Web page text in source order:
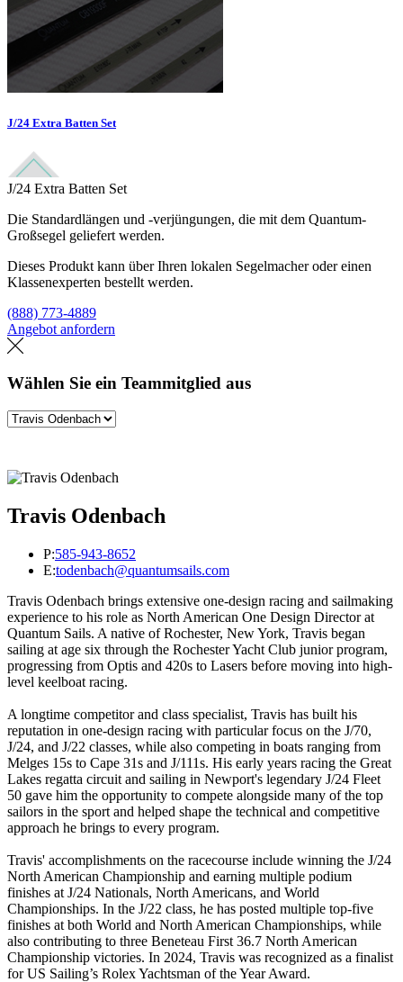
J/24 Extra Batten Set
J/24 Extra Batten Set
Die Standardlängen und -verjüngungen, die mit dem Quantum-
Großsegel geliefert werden.
Dieses Produkt kann über Ihren lokalen Segelmacher oder einen
Klassenexperten bestellt werden.
(888) 773-4889
Angebot anfordern
Wählen Sie ein Teammitglied aus
Travis Odenbach
P:585-943-8652
E:todenbach@quantumsails.com
Travis Odenbach brings extensive one-design racing and sailmaking
experience to his role as North American One Design Director at
Quantum Sails. A native of Rochester, New York, Travis began
sailing at age six through the Rochester Yacht Club junior program,
progressing from Optis and 420s to Lasers before moving into high-
level keelboat racing.
A longtime competitor and class specialist, Travis has built his
reputation in one-design racing with particular focus on the J/70,
J/24, and J/22 classes, while also competing in boats ranging from
Melges 15s to Cape 31s and J/111s. His early years racing the Great
Lakes regatta circuit and sailing in Newport's legendary J/24 Fleet
50 gave him the opportunity to compete alongside many of the top
sailors in the sport and helped shape the technical and competitive
approach he brings to every program.
Travis' accomplishments on the racecourse include winning the J/24
North American Championship and earning multiple podium
finishes at J/24 Nationals, North Americans, and World
Championships. In the J/22 class, he has posted multiple top-five
finishes at both World and North American Championships, while
also contributing to three Beneteau First 36.7 North American
Championship victories. In 2024, Travis was recognized as a finalist
for US Sailing’s Rolex Yachtsman of the Year Award.